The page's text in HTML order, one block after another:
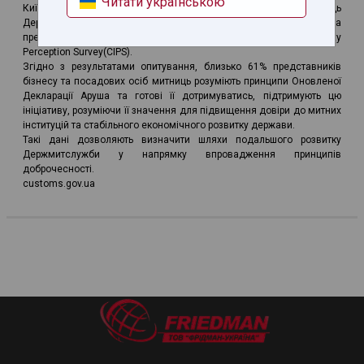
Київської, Львівської, Чернівецької та Волинської митниць
Державної митної служби України та осіб із приватного сектору на
предмет сприйняття доброчесності на митниці (Customs Integrity
Perception Survey(CIPS).
Згідно з результатами опитування, близько 61% представників
бізнесу та посадових осіб митниць розуміють принципи Оновленої
Декларації Аруша та готові її дотримуватись, підтримують цю
ініціативу, розуміючи її значення для підвищення довіри до митних
інституцій та стабільного економічного розвитку держави.
Такі дані дозволяють визначити шляхи подальшого розвитку
Держмитслужби у напрямку впровадження принципів
доброчесності.
customs.gov.ua